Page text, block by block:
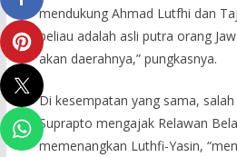
mendukung Ahmad Lutfhi dan
beliau adalah asli putra orang
akan daerahnya,” pungkasnya.
Di kesempatan yang sama,
Suprapto mengajak Relawan
memenangkan Luthfi-Yasin,